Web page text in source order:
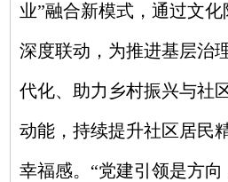
业”融合新模式，通过文
深度联动，为推进基层治
代化、助力乡村振兴与社
动能，持续提升社区居民
幸福感。“党建引领是方